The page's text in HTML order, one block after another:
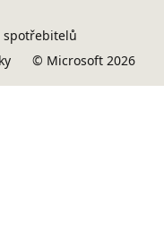
spotřebitelů
© Microsoft 2026